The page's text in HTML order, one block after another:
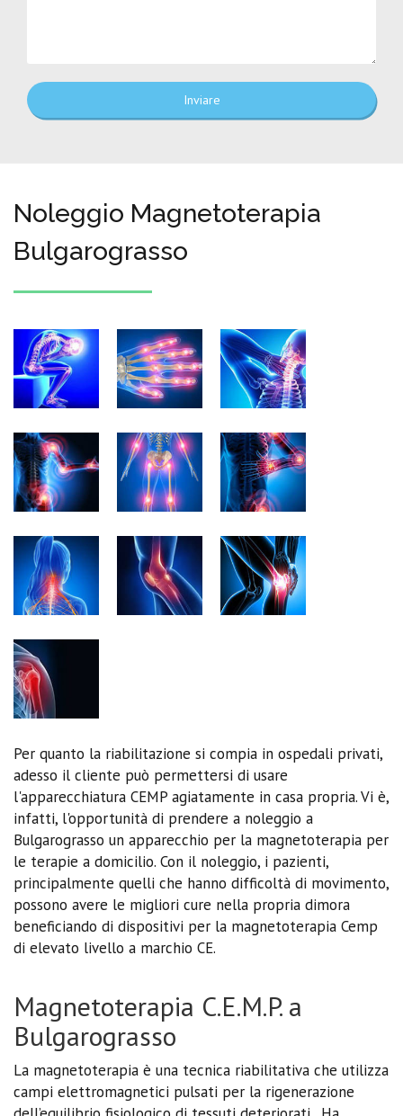
Inviare
Noleggio Magnetoterapia
Bulgarograsso
Per quanto la riabilitazione si compia in ospedali privati,
adesso il cliente può permettersi di usare
l'apparecchiatura CEMP agiatamente in casa propria. Vi è,
infatti, l'opportunità di prendere a noleggio a
Bulgarograsso un apparecchio per la magnetoterapia per
le terapie a domicilio. Con il noleggio, i pazienti,
principalmente quelli che hanno difficoltà di movimento,
possono avere le migliori cure nella propria dimora
beneficiando di dispositivi per la magnetoterapia Cemp
di elevato livello a marchio CE.
Magnetoterapia C.E.M.P. a
Bulgarograsso
La magnetoterapia è una tecnica riabilitativa che utilizza
campi elettromagnetici pulsati per la rigenerazione